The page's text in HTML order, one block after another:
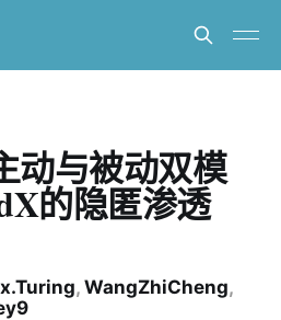
动与被动双模
的隐匿渗透
,WangZhiCheng,